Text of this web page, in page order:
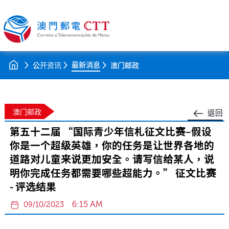
公开资讯 最新消息 澳门邮政
返回
澳门邮政
第五十二届 “国际青少年信札征文比赛–假设
你是一个超级英雄，你的任务是让世界各地的
道路对儿童来说更加安全。请写信给某人，说
明你完成任务都需要哪些超能力。” 征文比赛
- 评选结果
09/10/2023 6:15 AM